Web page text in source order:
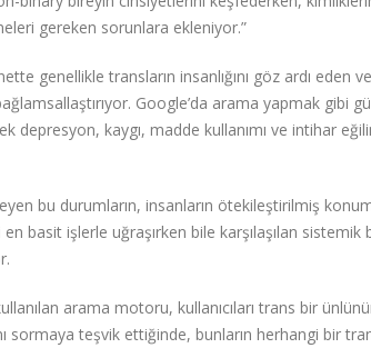
gereken sorunlara ekleniyor.”
genellikle transların insanlığını göz ardı eden
Google’da arama yapmak gibi
depresyon, kaygı, madde kullanımı ve intihar
bu durumların, insanların ötekileştirilmiş
basit işlerle uğraşırken bile karşılaşılan sistemik
arama motoru, kullanıcıları trans bir
sormaya teşvik ettiğinde, bunların herhangi bir